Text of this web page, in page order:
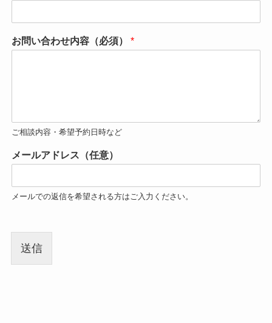
お問い合わせ内容（必須） *
ご相談内容・希望予約日時など
メールアドレス（任意）
メールでの返信を希望される方はご入力ください。
送信